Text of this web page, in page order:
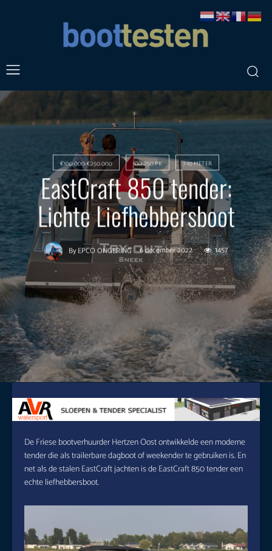
€100.000-€250.000 100-250 PK 7-10 METER
EastCraft 850 tender:
Lichte Liefhebbersboot
By EPCO ONGERING 6 december 2022 1457
De Friese bootverhuurder Hertzen Oost ontwikkelde een moderne
tender die als trailerbare dagboot of weekender te gebruiken is. En
net als de stalen EastCraft jachten is de EastCraft 850 tender een
echte liefhebbersboot.